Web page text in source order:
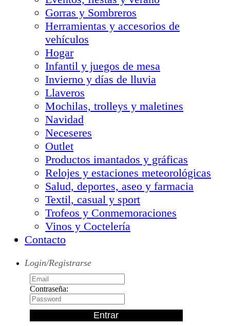
Gorras y Sombreros
Herramientas y accesorios de
vehículos
Hogar
Infantil y juegos de mesa
Invierno y días de lluvia
Llaveros
Mochilas, trolleys y maletines
Navidad
Neceseres
Outlet
Productos imantados y gráficas
Relojes y estaciones meteorológicas
Salud, deportes, aseo y farmacia
Textil, casual y sport
Trofeos y Conmemoraciones
Vinos y Coctelería
Contacto
Login/Registrarse
Contraseña: